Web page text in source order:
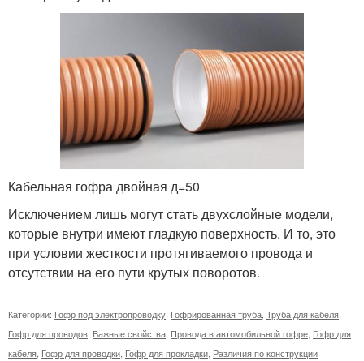
Кабельная гофра двойная д=50
Исключением лишь могут стать двухслойные модели,
которые внутри имеют гладкую поверхность. И то, это
при условии жесткости протягиваемого провода и
отсутствии на его пути крутых поворотов.
Категории: Гофр под электропроводку Гофрированная труба Труба для кабеля
Гофр для проводов Важные свойства Провода в автомобильной гофре Гофр для
кабеля Гофр для проводки Гофр для прокладки Различия по конструкции